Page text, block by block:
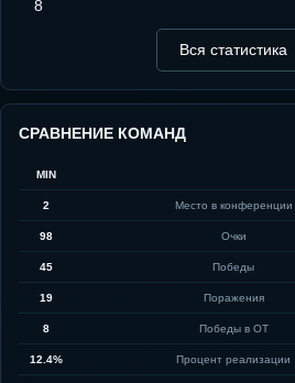
8
Вся статистика
СРАВНЕНИЕ КОМАНД
MIN
2 Место в конференции
98 Очки
45 Победы
19 Поражения
8 Победы в ОТ
12.4% Процент реализации